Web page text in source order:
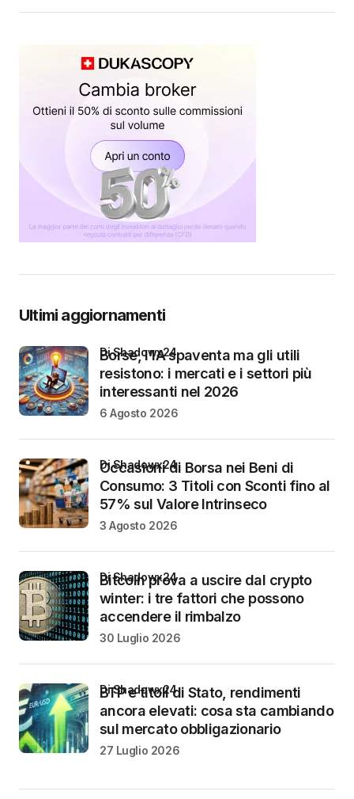
Ultimi aggiornamenti
Borse, l’IA spaventa ma gli utili
resistono: i mercati e i settori più
interessanti nel 2026
di Shadowx24
6 Agosto 2026
Occasioni di Borsa nei Beni di
Consumo: 3 Titoli con Sconti fino al
57% sul Valore Intrinseco
di Shadowx24
3 Agosto 2026
Bitcoin prova a uscire dal crypto
winter: i tre fattori che possono
accendere il rimbalzo
di Shadowx24
30 Luglio 2026
BTP e titoli di Stato, rendimenti
ancora elevati: cosa sta cambiando
sul mercato obbligazionario
di Shadowx24
27 Luglio 2026